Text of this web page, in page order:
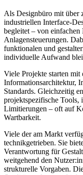
Als Designbüro mit über
industriellen Interface-
begleitet – von
Anlagensteuerungen.
funktionalen und
individuelle Aufwand
Viele Projekte starten mit
Informationsarchitektur,
Standards. Gleichzeitig
projektspezifische
Limitierungen – oft auf
Wartbarkeit.
Viele der am Markt
technikgetrieben. Sie
Verantwortung für
weitgehend den
strukturelle Vorgaben.